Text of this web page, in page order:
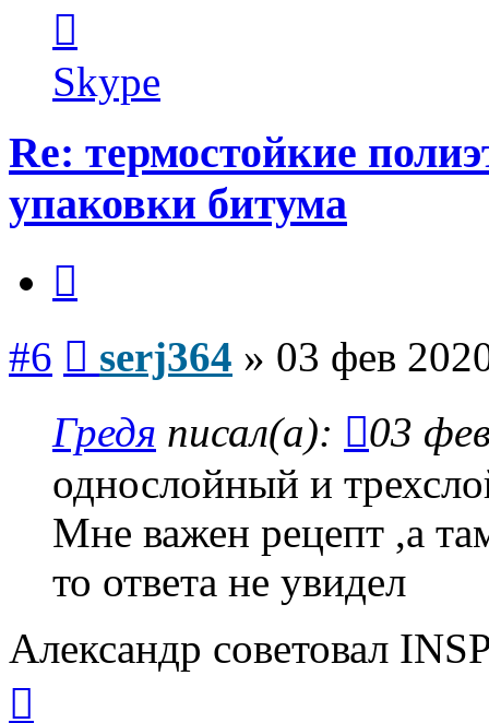
пользователя
serj364
Skype
Re: термостойкие
упаковки битума
#6 serj364 » 03 фев
Гредя писал(а):
03
однослойный и
Мне важен рецепт ,а
то ответа не увидел
Александр советовал